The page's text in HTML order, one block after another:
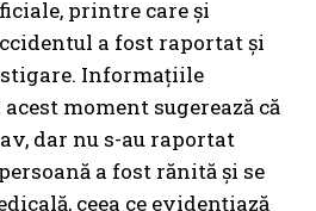
printre care și
a fost raportat și
Informațiile
moment sugerează că
dar nu s-au raportat
a fost rănită și se
ceea ce evidențiază